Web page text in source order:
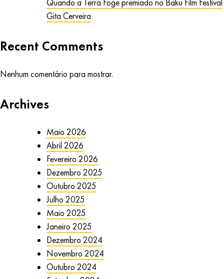
Quando a Terra Foge premiado no Baku Film Festival
Gita Cerveira
Recent Comments
Nenhum comentário para mostrar.
Archives
Maio 2026
Abril 2026
Fevereiro 2026
Dezembro 2025
Outubro 2025
Julho 2025
Maio 2025
Janeiro 2025
Dezembro 2024
Novembro 2024
Outubro 2024